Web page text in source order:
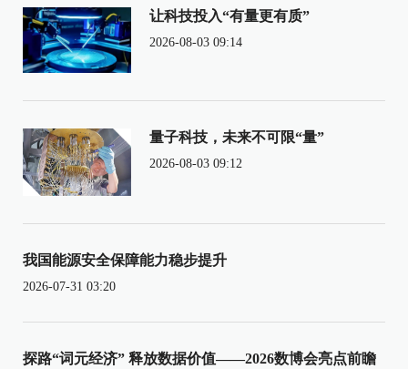
让科技投入“有量更有质”
2026-08-03 09:14
量子科技，未来不可限“量”
2026-08-03 09:12
我国能源安全保障能力稳步提升
2026-07-31 03:20
探路“词元经济” 释放数据价值——2026数博会亮点前瞻